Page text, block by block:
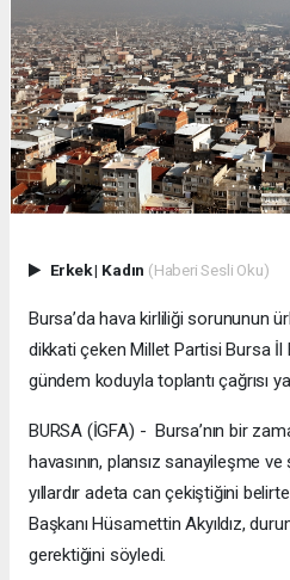
Erkek| Kadın (Haberi Sesli Oku)
Bursa’da hava kirliliği sorununun
dikkati çeken Millet Partisi Bursa İl
gündem koduyla toplantı çağrısı
BURSA (İGFA) - Bursa’nın bir
havasının, plansız sanayileşme
yıllardır adeta can çekiştiğini
Başkanı Hüsamettin Akyıldız,
gerektiğini söyledi.